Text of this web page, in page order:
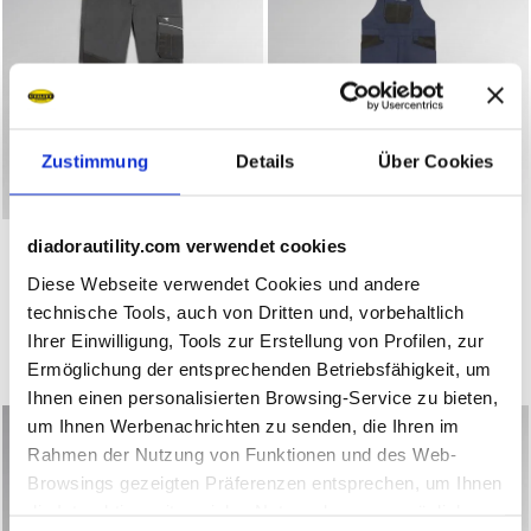
Zustimmung Details Über Cookies
diadorautility.com verwendet cookies
Diese Webseite verwendet Cookies und andere
technische Tools, auch von Dritten und, vorbehaltlich
Ihrer Einwilligung, Tools zur Erstellung von Profilen, zur
Ermöglichung der entsprechenden Betriebsfähigkeit, um
Ihnen einen personalisierten Browsing-Service zu bieten,
um Ihnen Werbenachrichten zu senden, die Ihren im
Rahmen der Nutzung von Funktionen und des Web-
Browsings gezeigten Präferenzen entsprechen, um Ihnen
PANT ROCK STRETCH
PERFORMANCE 2.0
€ 45,00
Arbeitshose
4 Farben
Neuheit
BIB OVERALL POLY 2.0
2 Farben
Neuheit